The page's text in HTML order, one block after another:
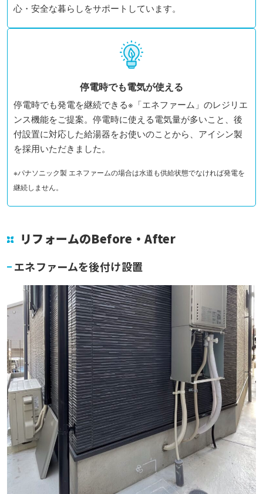
心・安全な暮らしをサポートしています。
停電時でも電気が使える
停電時でも発電を継続できる※「エネファーム」のレジリエ
ンス機能をご提案。停電時に使える電気量が多いこと、後
付設置に対応した給湯器をお使いのことから、アイシン製
を採用いただきました。
※パナソニック製 エネファームの場合は水道も供給状態でなければ発電を
継続しません。
リフォームのBefore・After
エネファームを後付け設置